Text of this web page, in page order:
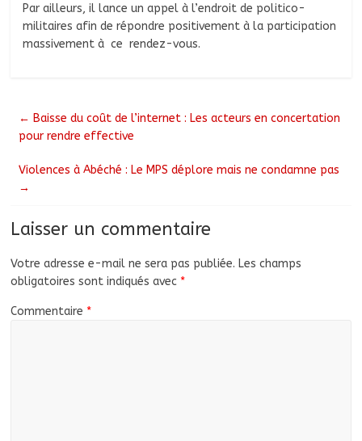
Par ailleurs, il lance un appel à l’endroit de politico-
militaires afin de répondre positivement à la participation
massivement à ce rendez-vous.
← Baisse du coût de l’internet : Les acteurs en concertation
pour rendre effective
Violences à Abéché : Le MPS déplore mais ne condamne pas
→
Laisser un commentaire
Votre adresse e-mail ne sera pas publiée. Les champs
obligatoires sont indiqués avec *
Commentaire *